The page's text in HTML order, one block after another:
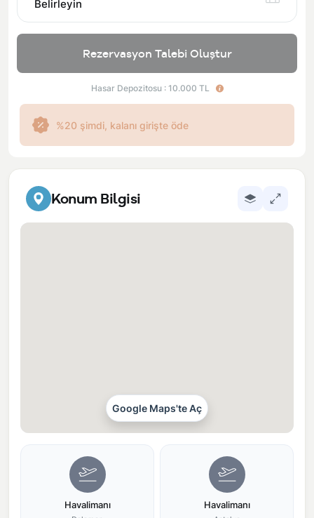
Konum Bilgisi
Google Maps'te Aç
Havalimanı Havalimanı
Belirleyin
Rezervasyon Talebi Oluştur
Hasar Depozitosu : 10.000 TL
%20 şimdi, kalanı girişte öde